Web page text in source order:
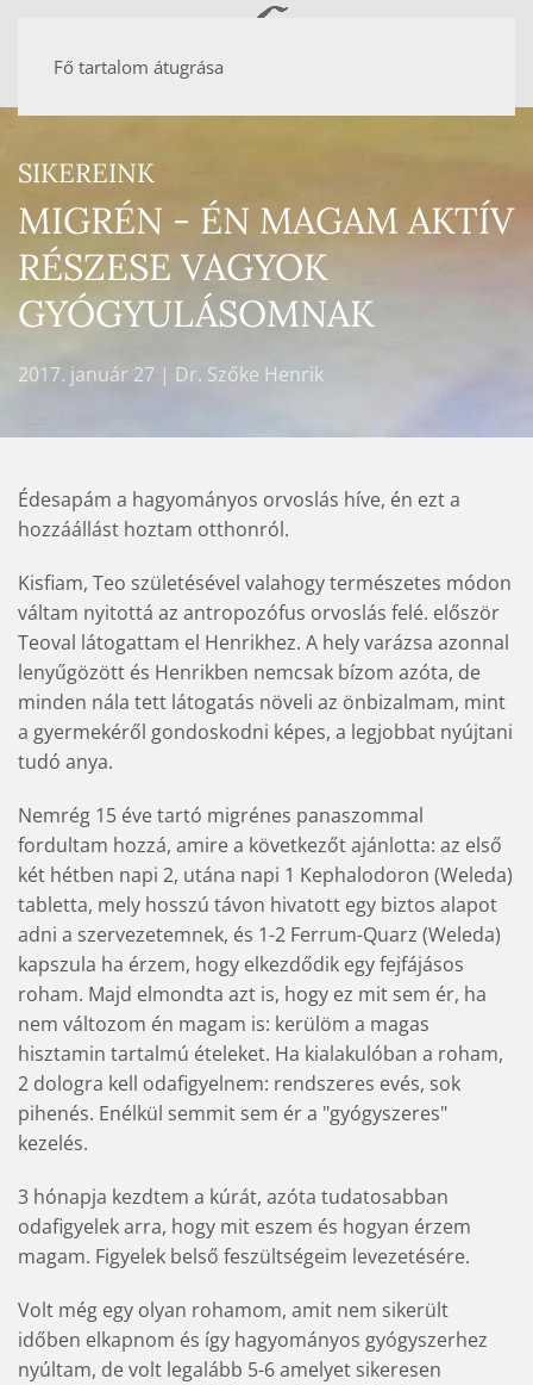
Fő tartalom átugrása
SIKEREINK
MIGRÉN - ÉN MAGAM AKTÍV
RÉSZESE VAGYOK
GYÓGYULÁSOMNAK
2017. január 27 | Dr. Szőke Henrik
Édesapám a hagyományos orvoslás híve, én ezt a
hozzáállást hoztam otthonról.
Kisfiam, Teo születésével valahogy természetes módon
váltam nyitottá az antropozófus orvoslás felé. először
Teoval látogattam el Henrikhez. A hely varázsa azonnal
lenyűgözött és Henrikben nemcsak bízom azóta, de
minden nála tett látogatás növeli az önbizalmam, mint
a gyermekéről gondoskodni képes, a legjobbat nyújtani
tudó anya.
Nemrég 15 éve tartó migrénes panaszommal
fordultam hozzá, amire a következőt ajánlotta: az első
két hétben napi 2, utána napi 1 Kephalodoron (Weleda)
tabletta, mely hosszú távon hivatott egy biztos alapot
adni a szervezetemnek, és 1-2 Ferrum-Quarz (Weleda)
kapszula ha érzem, hogy elkezdődik egy fejfájásos
roham. Majd elmondta azt is, hogy ez mit sem ér, ha
nem változom én magam is: kerülöm a magas
hisztamin tartalmú ételeket. Ha kialakulóban a roham,
2 dologra kell odafigyelnem: rendszeres evés, sok
pihenés. Enélkül semmit sem ér a "gyógyszeres"
kezelés.
3 hónapja kezdtem a kúrát, azóta tudatosabban
odafigyelek arra, hogy mit eszem és hogyan érzem
magam. Figyelek belső feszültségeim levezetésére.
Volt még egy olyan rohamom, amit nem sikerült
időben elkapnom és így hagyományos gyógyszerhez
nyúltam, de volt legalább 5-6 amelyet sikeresen